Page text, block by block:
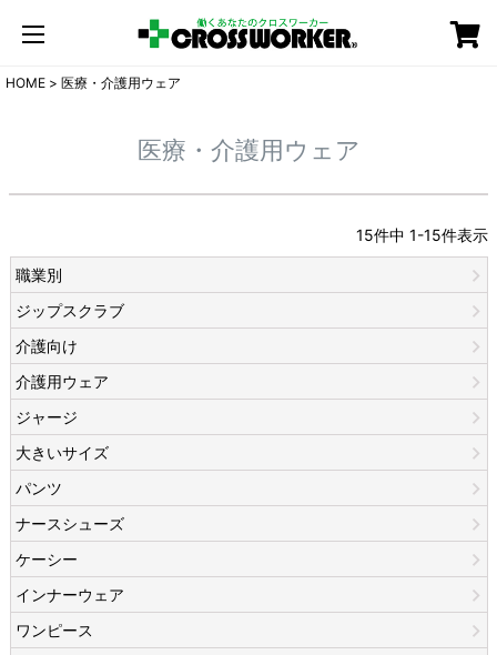
HOME 医療・介護用ウェア
医療・介護用ウェア
15件中 1-15件表示
職業別
ジップスクラブ
介護向け
介護用ウェア
ジャージ
大きいサイズ
パンツ
ナースシューズ
ケーシー
インナーウェア
ワンピース